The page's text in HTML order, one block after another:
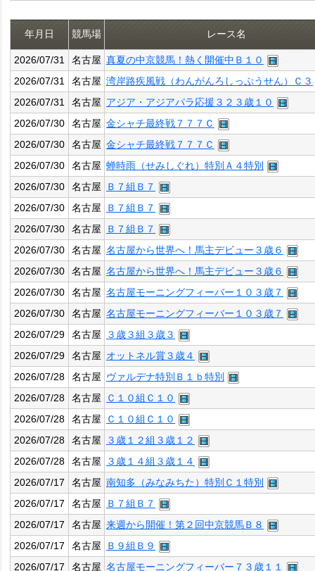
年月日 競馬場 レース名
2026/07/31 名古屋 真夏の中京競馬！熱く開催中Ｂ１０
2026/07/31
名古屋 湾岸路疾風戦（わんがんろしっぷうせん）Ｃ３
2026/07/31
名古屋 アジア・アジアパラ応援３２３歳１０
2026/07/30
名古屋 金シャチ最終戦７７７Ｃ
2026/07/30
名古屋 金シャチ最終戦７７７Ｃ
2026/07/30
名古屋 蝉時雨（せみしぐれ）特別Ａ４特別
2026/07/30
名古屋
Ｂ７組Ｂ７
2026/07/30
名古屋
Ｂ７組Ｂ７
2026/07/30
名古屋
Ｂ７組Ｂ７
2026/07/30
名古屋 名古屋から世界へ！馬主デビュー３歳６
2026/07/30
名古屋 名古屋から世界へ！馬主デビュー３歳６
2026/07/30
名古屋 名古屋モーニングフィーバー１０３歳７
2026/07/30
名古屋 名古屋モーニングフィーバー１０３歳７
2026/07/29
名古屋
３歳３組３歳３
2026/07/29
名古屋 オットネル賞３歳４
2026/07/28
名古屋 ヴァルデナ特別Ｂ１ｂ特別
2026/07/28
名古屋
Ｃ１０組Ｃ１０
2026/07/28
名古屋
Ｃ１０組Ｃ１０
2026/07/28
名古屋
３歳１２組３歳１２
2026/07/28
名古屋
３歳１４組３歳１４
2026/07/17
名古屋 南知多（みなみちた）特別Ｃ１特別
2026/07/17
名古屋
Ｂ７組Ｂ７
2026/07/17
名古屋 来週から開催！第２回中京競馬Ｂ８
2026/07/17
名古屋
Ｂ９組Ｂ９
2026/07/17
名古屋 名古屋モーニングフィーバー７３歳１１